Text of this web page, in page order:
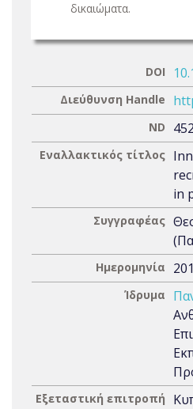
δικαιώματα.
DOI
Διεύθυνση Handle
ND
Εναλλακτικός τίτλος
in
Συγγραφέας
Ημερομηνία
Ίδρυμα
Εξεταστική επιτροπή